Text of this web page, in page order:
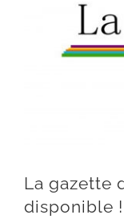
La gazette
disponible !